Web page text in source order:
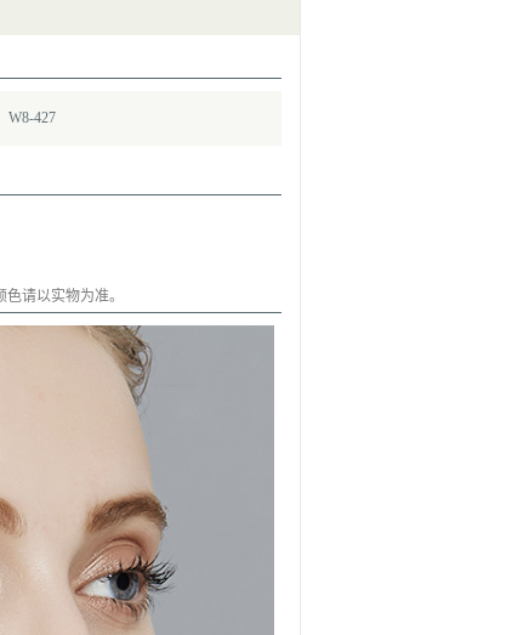
W8-427
请以实物为准。